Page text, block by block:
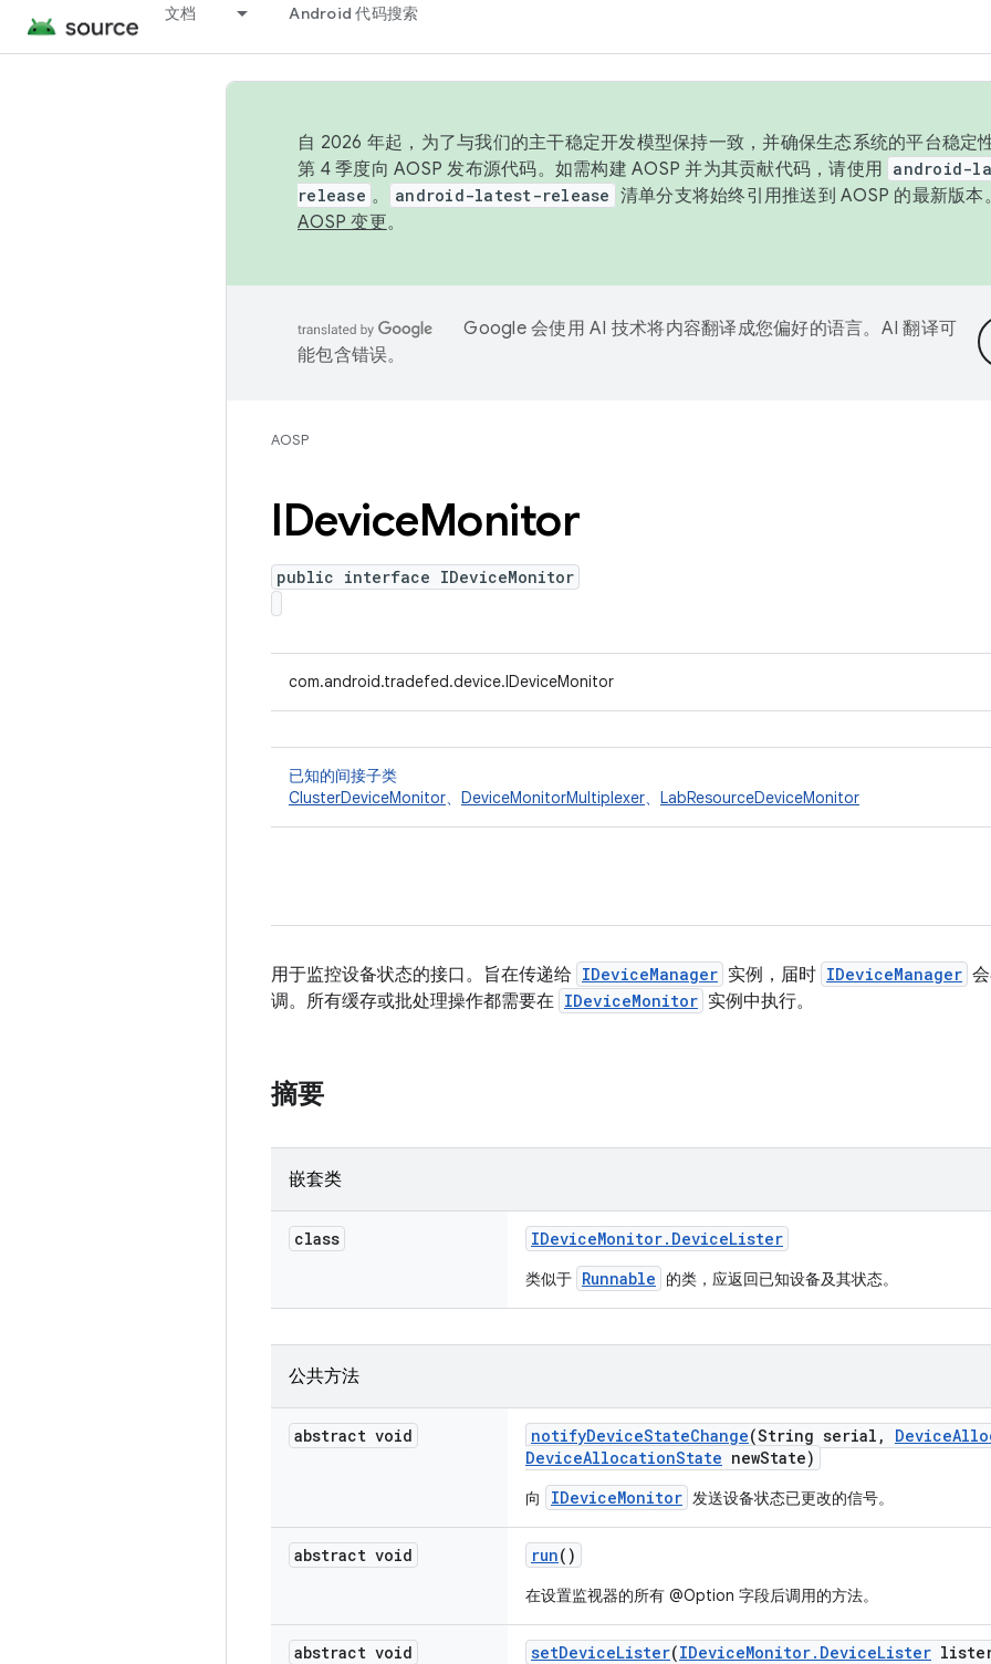
文档 Android 代码搜索
自 2026 年起，为了与我们的主干稳定开发模型保持一致，并确保生态系统的平台稳定
第 4 季度向 AOSP 发布源代码。如需构建 AOSP 并为其贡献代码，请使用 android-
release 。 android-latest-release 清单分支将始终引用推送到 AOSP 的最新版
AOSP 变更。
Google 会使用 AI 技术将内容翻译成您偏好的语言。AI 翻译可
能包含错误。
AOSP
IDeviceMonitor
public interface IDeviceMonitor
com.android.tradefed.device.IDeviceMonitor
已知的间接子类
ClusterDeviceMonitor、 DeviceMonitorMultiplexer、 LabResourceDeviceMonitor
用于监控设备状态的接口。旨在传递给 IDeviceManager 实例，届时 IDeviceManager
调。所有缓存或批处理操作都需要在 IDeviceMonitor 实例中执行。
摘要
嵌套类
class IDeviceMonitor. DeviceLister
类似于 Runnable 的类，应返回已知设备及其状态。
公共方法
abstract void notifyDeviceStateChange(String serial , Device
DeviceAllocationState newState)
向 IDeviceMonitor 发送设备状态已更改的信号。
abstract void run()
在设置监视器的所有 @Option 字段后调用的方法。
abstract void setDeviceLister(IDeviceMonitor. DeviceLister